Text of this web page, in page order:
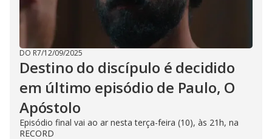
DO R7/12/09/2025
Destino do discípulo é decidido
em último episódio de Paulo, O
Apóstolo
Episódio final vai ao ar nesta terça-feira (10), às 21h, na
RECORD